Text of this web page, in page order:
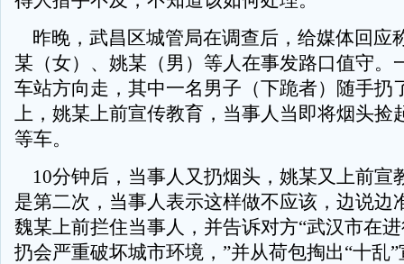
昨晚，武昌区城管局在调查后，给媒体回应
某（女）、姚某（男）等人在事发路口值守。
车站方向走，其中一名男子（下跪者）随手扔
上，姚某上前宣传教育，当事人当即将烟头捡
等车。
10分钟后，当事人又扔烟头，姚某又上前宣
是第二次，当事人表示这样做不应该，边说边
魏某上前拦住当事人，并告诉对方“武汉市在
扔会严重破坏城市环境，”并从荷包掏出“十乱